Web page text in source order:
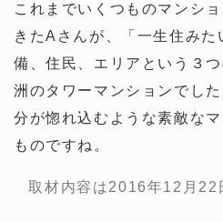
これまでいくつものマンシ
きたAさんが、「一生住みた
備、住民、エリアという３
洲のタワーマンションでし
分が惚れ込むような素敵な
ものですね。
取材内容は2016年12月22